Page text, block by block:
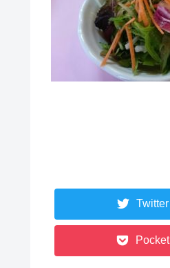
Twitter
Pocket